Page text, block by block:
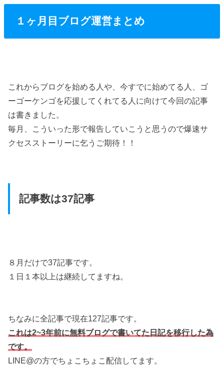
１ヶ月目ブログ運営まとめ
これからブログを始める人や、今すでに始めてる人、ゴ
ーゴーケンゴを応援してくれてる人に向けて今回の記事
は書きました。
毎月、こういった形で報告していこうと思うので爆速サ
クセスストーリーに乞うご期待！！
記事数は37記事
８月だけで37記事です。
１日１本以上は継続してますね。
ちなみに全記事で現在127記事です。
これは2~3年前に無料ブログで書いてた日記を移行した為
です。
LINE@の方でちょこちょこ配信してます。